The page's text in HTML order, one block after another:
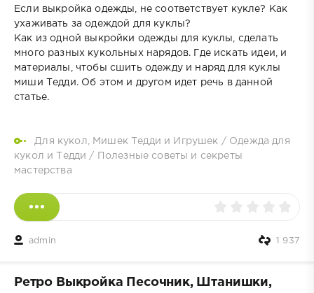
Если выкройка одежды, не соответствует кукле? Как
ухаживать за одеждой для куклы?
Как из одной выкройки одежды для куклы, сделать
много разных кукольных нарядов. Где искать идеи, и
материалы, чтобы сшить одежду и наряд для куклы
миши Тедди. Об этом и другом идет речь в данной
статье.
Для кукол, Мишек Тедди и Игрушек / Одежда для
кукол и Тедди /
Полезные советы и секреты
мастерства
admin 1 937
Ретро Выкройка Песочник, Штанишки,